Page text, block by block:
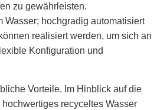
zu gewährleisten.
Wasser; hochgradig automatisiert
realisiert werden, um sich an
Konfiguration und
Vorteile. Im Hinblick auf die
recyceltes Wasser